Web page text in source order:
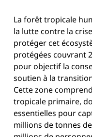
La forêt tropicale
la lutte contre la
protéger cet
protégées couvrant
pour objectif la
soutien à la
Cette zone
tropicale primaire,
essentielles pour
millions de tonnes